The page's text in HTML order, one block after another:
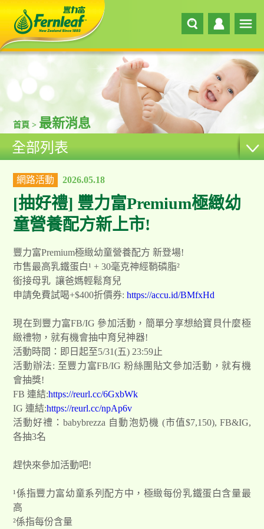
首頁 > 最新消息
全部列表
網路活動 2026.05.18
[抽好禮] 豐力富Premium極緻幼
童營養配方新上市!
豐力富Premium極緻幼童營養配方 新登場!
市售最高乳鐵蛋白¹ + 30毫克神經鞘磷脂²
銜接母乳 讓爸媽輕鬆育兒
申請免費試喝+$400折價券:https://accu.id/BMfxHd
現在到豐力富FB/IG 參加活動，簡單分享想給寶貝什麼極
緻禮物，就有機會抽中育兒神器!
活動時間：即日起至5/31(五) 23:59止
活動辦法: 至豐力富FB/IG 粉絲團貼文參加活動，就有機
會抽獎!
FB 連結:https://reurl.cc/6GxbWk
IG 連結:https://reurl.cc/npAp6v
活動好禮：babybrezza 自動泡奶機 (市值$7,150), FB&IG,
各抽3名
趕快來參加活動吧!
¹係指豐力富幼童系列配方中，極緻每份乳鐵蛋白含量最
高
²係指每份含量